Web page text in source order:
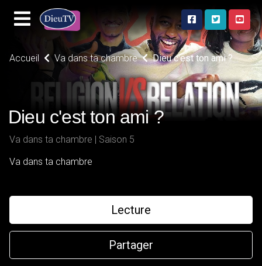
Accueil Va dans ta chambre Dieu c'est ton ami ?
Dieu c'est ton ami ?
Va dans ta chambre | Saison 5
Va dans ta chambre
Lecture
Partager